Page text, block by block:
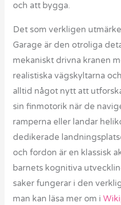
och att bygga.
Det som verkligen
Garage är den otroliga
mekaniskt drivna kranen
realistiska vägskyltarna
alltid något nytt att
sin finmotorik när de
ramperna eller landar
dedikerade
och fordon är en klassisk
barnets kognitiva
saker fungerar i den
man kan läsa mer om i